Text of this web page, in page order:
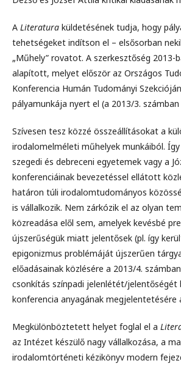
A Literatura küldetésének tudja, hogy
tehetségeket indítson el – elsősorban
„Műhely” rovatot. A szerkesztőség
alapított, melyet először az Országos
Konferencia Humán Tudományi
pályamunkája nyert el (a 2013/3.
Szívesen tesz közzé összeállításokat a
irodalomelméleti műhelyek munkáiból.
szegedi és debreceni egyetemek vagy a
konferenciáinak bevezetéssel ellátott
határon túli irodalomtudományos
is vállalkozik. Nem zárkózik el az olyan
közreadása elől sem, amelyek kevésbé
újszerűségük miatt jelentősek (pl. így
epigonizmus problémáját újszerűen
előadásainak közlésére a 2013/4.
csonkítás színpadi jelenlétét/
konferencia anyagának megjelentetésére
Megkülönböztetett helyet foglal el a
az Intézet készülő nagy vállalkozása, a
irodalomtörténeti kézikönyv modern